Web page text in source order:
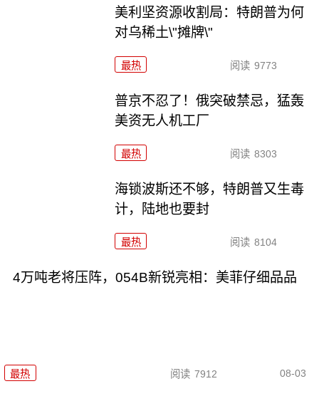
美利坚资源收割局：特朗普为何
对乌稀土\"摊牌\"
最热 阅读 9773
普京不忍了！俄突破禁忌，猛轰
美资无人机工厂
最热 阅读 8303
海锁波斯还不够，特朗普又生毒
计，陆地也要封
最热 阅读 8104
4万吨老将压阵，054B新锐亮相：美菲仔细品品
最热 阅读 7912 08-03